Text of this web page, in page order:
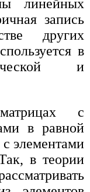
линейных
запись
других
в
и
с
в равной
элементами
в теории